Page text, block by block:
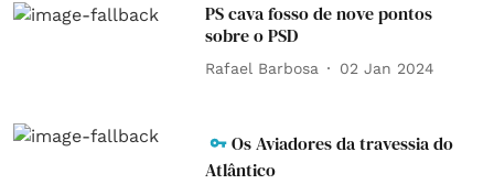
PS cava fosso de nove pontos
sobre o PSD
Rafael Barbosa 02 Jan 2024
Os Aviadores da travessia do
Atlântico